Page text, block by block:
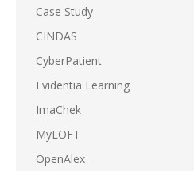
Case Study
CINDAS
CyberPatient
Evidentia Learning
ImaChek
MyLOFT
OpenAlex